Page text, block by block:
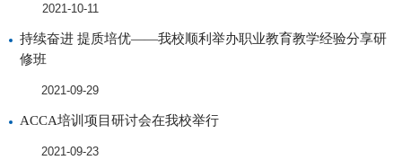
2021-10-11
持续奋进 提质培优——我校顺利举办职业教育教学经验分享研
修班
2021-09-29
ACCA培训项目研讨会在我校举行
2021-09-23